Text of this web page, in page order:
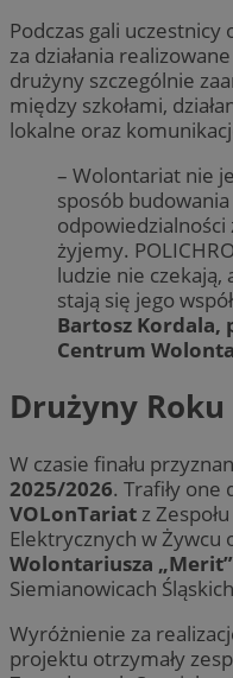
Podczas gali
za działania
drużyny szczególnie
między szkołami,
lokalne oraz
– Wolontariat nie
sposób
żyjemy.
ludzie nie czekają,
stają się jego
Bartosz Kordala,
Centrum
Drużyny Roku
W czasie finału
2025/2026. Trafiły one
VOLonTariatz
Elektrycznych w Żywcu
Wolontariusza „Merit”
Siemianowicach
Wyróżnienie za
projektu otrzymały